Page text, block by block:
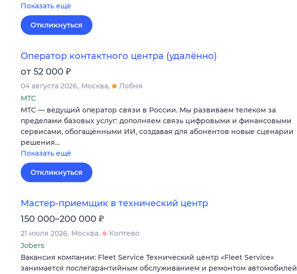
Показать ещё
Откликнуться
Оператор контактного центра (удалённо)
от 52 000 ₽
04 августа 2026 Москва
Лобня
МТС
МТС — ведущий оператор связи в России. Мы развиваем телеком за
пределами базовых услуг: дополняем связь цифровыми и финансовыми
сервисами, обогащёнными ИИ, создавая для абонентов новые сценарии
решения…
Показать ещё
Откликнуться
Мастер-приемщик в технический центр
150 000–200 000 ₽
21 июля 2026 Москва
Коптево
Jobers
Вакансия компании: Fleet Service Технический центр «Fleet Service»
занимается послегарантийным обслуживанием и ремонтом автомобилей